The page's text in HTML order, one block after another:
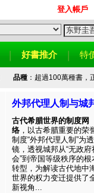
登入帳戶
好書推介 特
品種：超過100萬種書，
外邦代理人制与城
古代希腊世界的制度网
络 ，以古希腊重要的荣
制度“外邦代理人制”为透
镜，透视城邦从“无政府
会”到帝国等级秩序的根
转型，为解读古代地中
世界的权力变迁提供了
新视角...